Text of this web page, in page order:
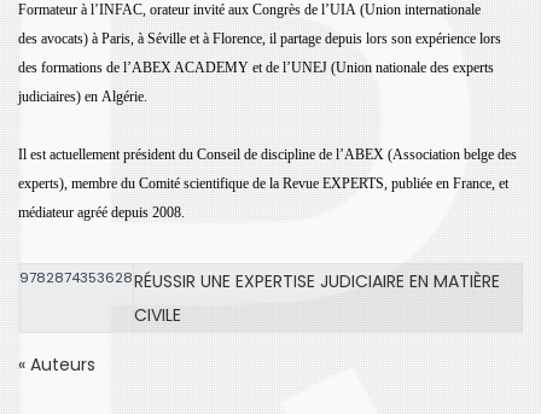
Formateur à l’INFAC, orateur invité aux Congrès de l’UIA (Union internationale
des avocats) à Paris, à Séville et à Florence, il partage depuis lors son expérience lors
des formations de l’ABEX ACADEMY et de l’UNEJ (Union nationale des experts
judiciaires) en Algérie.
Il est actuellement président du Conseil de discipline de l’ABEX (Association belge des
experts), membre du Comité scientifique de la Revue EXPERTS, publiée en France, et
médiateur agréé depuis 2008.
9782874353628RÉUSSIR UNE EXPERTISE JUDICIAIRE EN MATIÈRE
CIVILE
« Auteurs